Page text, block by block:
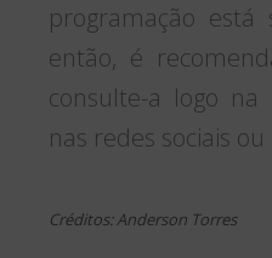
programação está
então, é
consulte-a logo
nas redes sociais ou
Créditos: Anderson Torres